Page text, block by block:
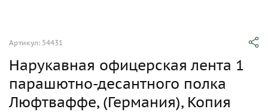
Артикул: 54431
Нарукавная офицерская лента 1
парашютно-десантного полка
Люфтваффе, (Германия), Копия